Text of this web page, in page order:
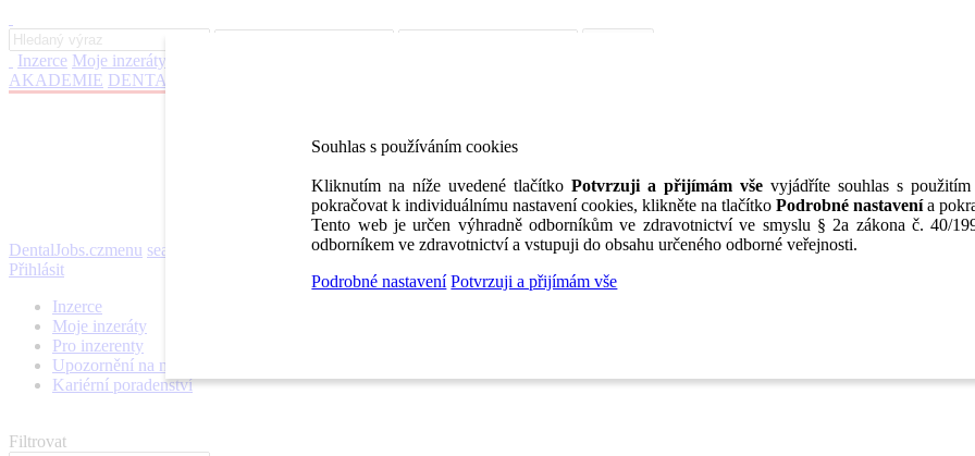
Inzerce Moje inzeráty
AKADEMIE DENTAL BAZAR
DentalJobs.czmenu search
Přihlásit
Inzerce
Moje inzeráty
Pro inzerenty
Upozornění na nové pozice
Kariérní poradenství
Filtrovat
Souhlas s používáním cookies
Kliknutím na níže uvedené tlačítkoPotvrzuji a přijímám vše vyjádříte souhlas s
pokračovat k individuálnímu nastavení cookies, klikněte na tlačítko Podrobné nastavenía
Tento web je určen výhradně odborníkům ve zdravotnictví ve smyslu § 2a zákona č. 40/
odborníkem ve zdravotnictví a vstupuji do obsahu určeného odborné veřejnosti.
Podrobné nastavení Potvrzuji a přijímám vše